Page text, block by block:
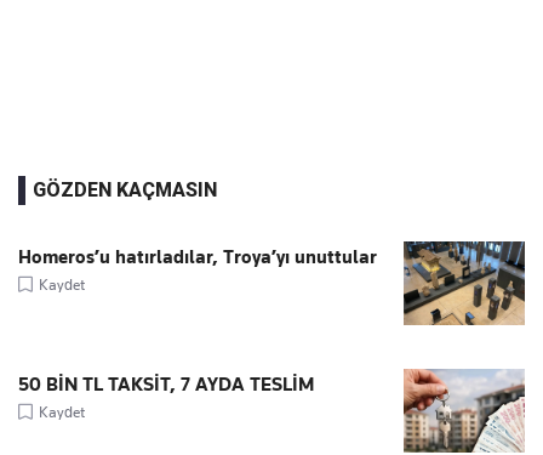
GÖZDEN KAÇMASIN
Homeros’u hatırladılar, Troya’yı unuttular
Kaydet
50 BİN TL TAKSİT, 7 AYDA TESLİM
Kaydet